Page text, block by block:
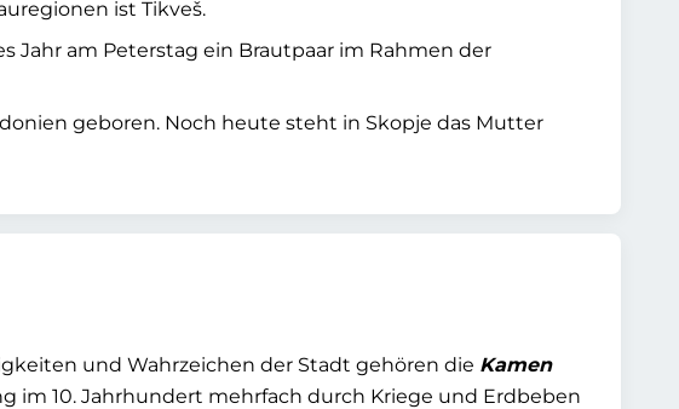
ist Tikveš.
Jahr am Peterstag ein Brautpaar im Rahmen der
geboren. Noch heute steht in Skopje das Mutter
und Wahrzeichen der Stadt gehören die Kamen
im 10. Jahrhundert mehrfach durch Kriege und Erdbeben